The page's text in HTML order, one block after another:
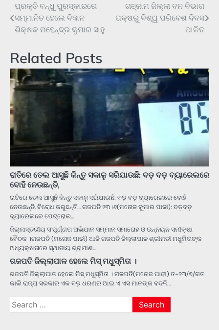
Post
navigation
ପ୍ରକୃତି ବନ୍ଧୁ ପୁରସ୍କାରରେ
ସମ୍ମାନିତ ହେଲେ ବିଜ୍ଞାନ
ଶିକ୍ଷକ ମହେନ୍ଦ୍ର କୁମାର ସାହୁ
ଗଞ୍ଜାମ ଜିଲ୍ଲା ବନ ବିଭାଗ
ପକ୍ଷରୁ ବିଶ୍ୱ ପରିବେଶ ଦିବସ
ପାଳିତ
Related Posts
ରାତିରେ ତେଲ ଆସୁଛି କିନ୍ତୁ ସକାଳୁ ସରିଯାଉଛି: ବଡ଼ ବଡ଼ ବ୍ୟାରେଲରେ
ବୋହି ନେଉଛନ୍ତି,
ରାତିରେ ତେଲ ଆସୁଛି କିନ୍ତୁ ସକାଳୁ ସରିଯାଉଛି: ବଡ଼ ବଡ଼ ବ୍ୟାରେଲରେ ବୋହି
ନେଉଛନ୍ତି, ବିରୋଧ କରୁଛନ୍ତି… ଗଜପତି ୨୩।୬(ମନୋଜ କୁମାର ପାଢୀ): ବଡ଼ବଡ଼
ବ୍ୟାରେଲରେ ପେଟ୍ରୋଲ…
ଜିଲ୍ଲାସ୍ତରୀୟ ସଂପୂର୍ଣ୍ଣତା ଅଭିଯାନ ସମ୍ମାନ ସମାରୋହ ଓ ଉନ୍ନୟନ ସମୀକ୍ଷା
ବୈଠକ ।ଗଜପତି (ମନୋଜ ପାଢୀ) ଆଜି ଗଜପତି ଜିଲ୍ଲାପାଳ ଶ୍ରୀମତୀ ମଧୁମିତାଙ୍କ
ଅଧ୍ୟକ୍ଷତାରେ ସ୍ଥାନୀୟ ଗ୍ରାମୀଣ…
ଗଜପତି ଜିଲ୍ଲାପାଳ ହେଲେ ମିସ୍ ମଧୁସ୍ମିତା ।
ଗଜପତି ଜିଲ୍ଲାପାଳ ହେଲେ ମିସ୍ ମଧୁସ୍ମିତା । ଗଜପତି(ମନୋଜ ପାଢୀ) ତ-୨୩/୭/ଗତ
କାଲି ରାଜ୍ୟ ସରକାର ଏକ ବଡ଼ ଧରଣର ଆଇ ଏ ଏସ ମାନଙ୍କ ବଦଳି…
Search
for: